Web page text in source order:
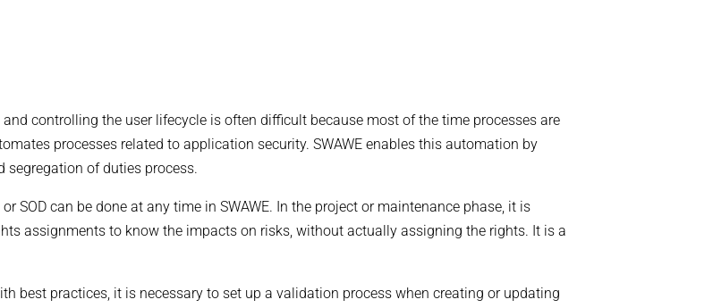
controlling the user lifecycle is often difficult because most of the time processes are
processes related to application security. SWAWE enables this automation by
of duties process.
SOD can be done at any time in SWAWE. In the project or maintenance phase, it is
assignments to know the impacts on risks, without actually assigning the rights. It is a
best practices, it is necessary to set up a validation process when creating or updating